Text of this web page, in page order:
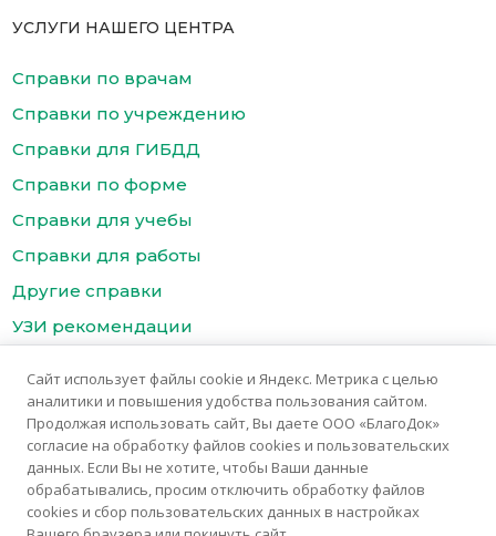
УСЛУГИ НАШЕГО ЦЕНТРА
Справки по врачам
Справки по учреждению
Справки для ГИБДД
Справки по форме
Справки для учебы
Справки для работы
Другие справки
УЗИ рекомендации
Контакты медицинского центра БлагоДок
Сайт использует файлы cookie и Яндекс. Метрика с целью
аналитики и повышения удобства пользования сайтом.
Продолжая использовать сайт, Вы даете ООО «БлагоДок»
согласие на обработку файлов cookies и пользовательских
данных. Если Вы не хотите, чтобы Ваши данные
обрабатывались, просим отключить обработку файлов
cookies и сбор пользовательских данных в настройках